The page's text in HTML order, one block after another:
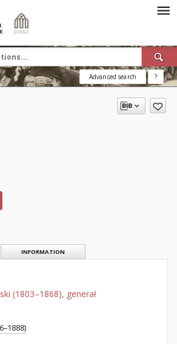
Advanced search ?
INFORMATION
(1803–1868), generał